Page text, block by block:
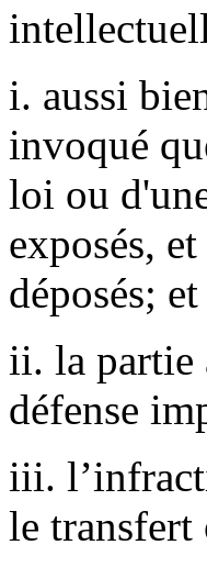
i. aussi
invoqué
loi ou
exposés,
déposés;
ii. la partie
défense
iii.
le